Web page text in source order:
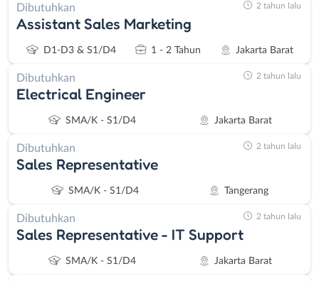
Dibutuhkan
Assistant Sales Marketing
D1-D3 & S1/D4 1 - 2 Tahun Jakarta Barat
2 tahun lalu
Dibutuhkan
Electrical Engineer
SMA/K - S1/D4 Jakarta Barat
2 tahun lalu
Dibutuhkan
Sales Representative
SMA/K - S1/D4 Tangerang
2 tahun lalu
Dibutuhkan
Sales Representative - IT Support
SMA/K - S1/D4 Jakarta Barat
2 tahun lalu